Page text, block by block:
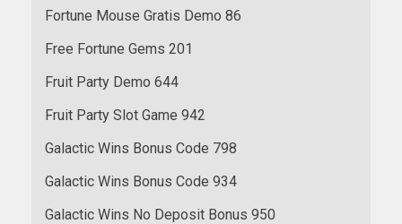
Fortune Mouse Gratis Demo 86
Free Fortune Gems 201
Fruit Party Demo 644
Fruit Party Slot Game 942
Galactic Wins Bonus Code 798
Galactic Wins Bonus Code 934
Galactic Wins No Deposit Bonus 950